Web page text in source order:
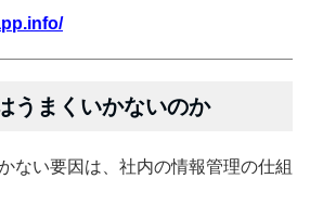
うまくいかないのか
ない要因は、社内の情報管理の仕組